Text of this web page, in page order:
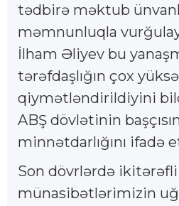
tədbirə məktub
məmnunluqla
İlham Əliyev bu
tərəfdaşlığın çox
qiymətləndirildiyini
ABŞ dövlətinin
minnətdarlığını ifadə
Son dövrlərdə ikitərəfli
münasibətlərimizin